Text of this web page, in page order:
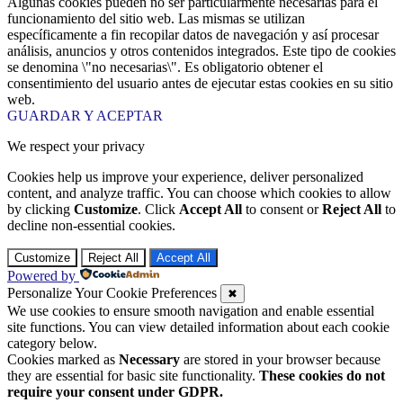
funcionamiento del sitio web. Las mismas se utilizan
específicamente a fin recopilar datos de navegación y así procesar
análisis, anuncios y otros contenidos integrados. Este tipo de cookies
se denomina \"no necesarias\". Es obligatorio obtener el
consentimiento del usuario antes de ejecutar estas cookies en su sitio
web.
GUARDAR Y ACEPTAR
We respect your privacy
Cookies help us improve your experience, deliver personalized
content, and analyze traffic. You can choose which cookies to allow
by clicking Customize. Click Accept All to consent orReject All to
decline non-essential cookies.
Customize Reject All Accept All
Powered by
Personalize Your Cookie Preferences
✖
We use cookies to ensure smooth navigation and enable essential
site functions. You can view detailed information about each cookie
category below.
Cookies marked as Necessary are stored in your browser because
they are essential for basic site functionality. These cookies do not
require your consent under GDPR.